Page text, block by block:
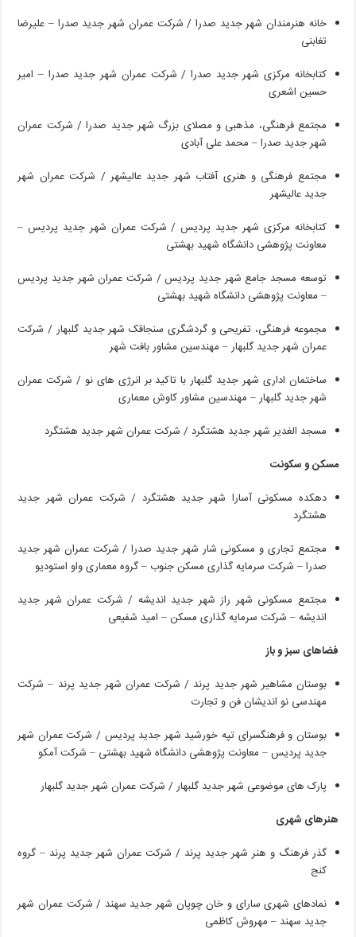
خانه هنرمندان شهر جدید صدرا / شرکت عمران شهر جدید صدرا – علیرضا
تغابنی
کتابخانه مرکزی شهر جدید صدرا / شرکت عمران شهر جدید صدرا – امیر
حسین اشعری
مجتمع فرهنگی، مذهبی و مصلای بزرگ شهر جدید صدرا / شرکت عمران
شهرجدید صدرا– محمد علی آبادی
مجتمع فرهنگی و هنری آفتاب شهر جدید عالیشهر / شرکت عمران شهر
جدید عالیشهر
کتابخانه مرکزی شهر جدید پردیس / شرکت عمران شهر جدید پردیس –
معاونت پژوهشی دانشگاه شهید بهشتی
توسعه مسجد جامع شهر جدید پردیس / شرکت عمران شهر جدید پردیس
– معاونت پژوهشی دانشگاه شهید بهشتی
مجموعه فرهنگی، تفریحی و گردشگری سنجاقک شهر جدید گلبهار / شرکت
عمران شهرجدید گلبهار– مهندسین مشاوربافت شهر
ساختمان اداری شهر جدید گلبهار با تاکید بر انرژی های نو / شرکت عمران
شهرجدید گلبهار– مهندسین مشاورکاوش معماری
مسجد الغدیر شهرجدید هشتگرد/ شرکتعمران شهرجدید هشتگرد
مسکنوسکونت
دهکده مسکونی آسارا شهر جدید هشتگرد / شرکت عمران شهر جدید
هشتگرد
مجتمع تجاری و مسکونی شار شهر جدید صدرا / شرکت عمران شهر جدید
صدرا– شرکت سرمایهگذاری مسکنجنوب –گروه معماریواو استودیو
مجتمع مسکونی شهر راز شهر جدید اندیشه / شرکت عمران شهر جدید
اندیشه– شرکت سرمایهگذاری مسکن– امید شفیعی
فضاهای سبزوباز
بوستان مشاهیر شهر جدید پرند / شرکت عمران شهر جدید پرند – شرکت
مهندسی نو اندیشانفنوتجارت
بوستان و فرهنگسرای تپه خورشید شهر جدید پردیس / شرکت عمران شهر
جدید پردیس– معاونت پژوهشی دانشگاه شهید بهشتی – شرکتآمکو
پارک های موضوعی شهرجدید گلبهار/ شرکتعمران شهرجدید گلبهار
هنرهای شهری
گذر فرهنگ و هنر شهر جدید پرند / شرکت عمران شهر جدید پرند – گروه
کنج
نمادهای شهری سارای و خان چوپان شهر جدید سهند / شرکت عمران شهر
جدید سهند – مهروش کاظمی